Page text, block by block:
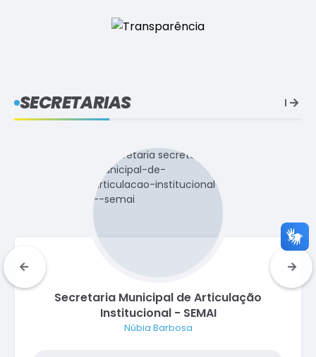
SECRETARIAS
Procuradoria Geral do Município - PGM
Valdélia Campos